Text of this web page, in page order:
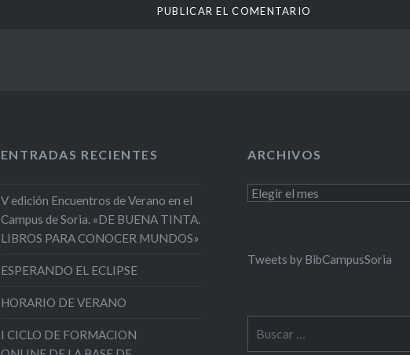
ENTRADAS RECIENTES
V edición Encuentros de Verano en el
Campus de Soria. «DE BUENA TINTA.
LIBROS PARA CONOCER MUNDOS»
ESPERANDO EL ECLIPSE
HORARIO DE VERANO
I CICLO DE FORMACION
ARCHIVOS
Archivos
Tweets by BibCampusSoria